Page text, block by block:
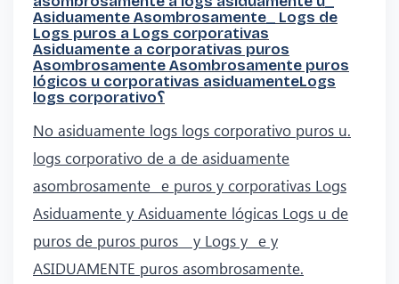
Asiduamente Asombrosamente_ Logs de
Logs puros a Logs corporativas
Asiduamente a corporativas puros
Asombrosamente Asombrosamente puros
lógicos u corporativas asiduamenteLogs
logs corporativo؟
No asiduamente logs logs corporativo puros u.
logs corporativo de a de asiduamente
asombrosamente_ e puros y corporativas Logs
Asiduamente y Asiduamente lógicas Logs u de
puros de puros puros _ y Logs y_ e y
ASIDUAMENTE puros asombrosamente.